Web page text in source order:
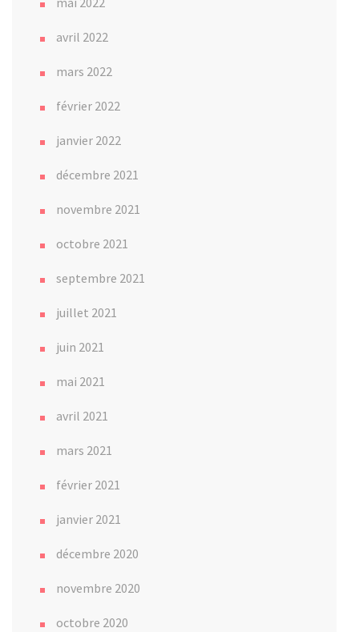
avril 2022
mars 2022
février 2022
janvier 2022
décembre 2021
novembre 2021
octobre 2021
septembre 2021
juillet 2021
juin 2021
mai 2021
avril 2021
mars 2021
février 2021
janvier 2021
décembre 2020
novembre 2020
octobre 2020